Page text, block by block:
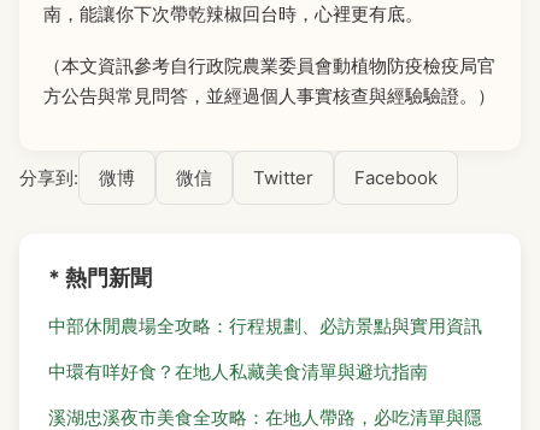
南，能讓你下次帶乾辣椒回台時，心裡更有底。
（本文資訊參考自行政院農業委員會動植物防疫檢疫局官
方公告與常見問答，並經過個人事實核查與經驗驗證。）
分享到: 微博 微信 Twitter Facebook
* 熱門新聞
中部休閒農場全攻略：行程規劃、必訪景點與實用資訊
中環有咩好食？在地人私藏美食清單與避坑指南
溪湖忠溪夜市美食全攻略：在地人帶路，必吃清單與隱